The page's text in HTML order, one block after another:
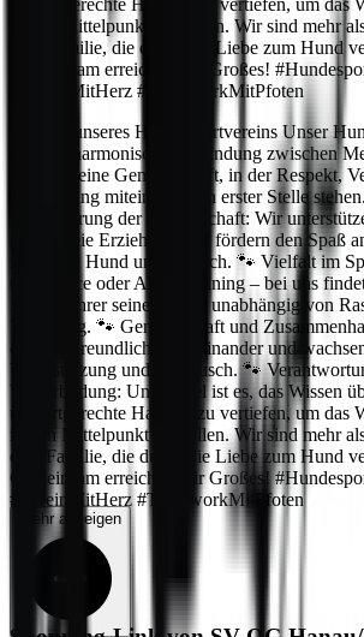
in den Mittelpunkt zu stellen. Wir sind mehr
eine Familie, die durch die Liebe zum Hund
Gemeinsam erreichen wir Großes!
#VereinMitHerz #TeamworkMitPfoten
Leitbild unseres Hundesportvereins Unser
für eine harmonische Verbindung zwischen
schaffen eine Gemeinschaft, in der Respekt,
im Umgang miteinander an erster Stelle
🐾 Förderung der Partnerschaft: Wir
gewaltfreie Erziehung und fördern den Spaß
zwischen Hund und Mensch. 🐾 Vielfalt im
Obedience oder Alltagstraining – bei uns
Hundeführer seinen Platz, unabhängig von
Erfahrung. 🐾 Gemeinschaft und
offenes, freundliches Miteinander und
Unterstützung und Austausch. 🐾
Weiterbildung: Unser Ziel ist es, das Wissen
und artgerechte Haltung zu vertiefen, um das
in den Mittelpunkt zu stellen. Wir sind mehr
eine Familie, die durch die Liebe zum Hund
Gemeinsam erreichen wir Großes!
#VereinMitHerz #TeamworkMitPfoten
Mehr anzeigen